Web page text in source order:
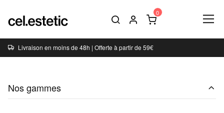
Livraison en moins de 48h | Offerte à partir de 59€
Nos gammes